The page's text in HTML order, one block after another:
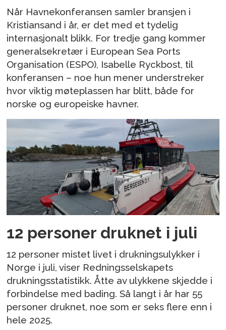
Når Havnekonferansen samler bransjen i
Kristiansand i år, er det med et tydelig
internasjonalt blikk. For tredje gang kommer
generalsekretær i European Sea Ports
Organisation (ESPO), Isabelle Ryckbost, til
konferansen – noe hun mener understreker
hvor viktig møteplassen har blitt, både for
norske og europeiske havner.
12 personer druknet i juli
12 personer mistet livet i drukningsulykker i
Norge i juli, viser Redningsselskapets
drukningsstatistikk. Åtte av ulykkene skjedde i
forbindelse med bading. Så langt i år har 55
personer druknet, noe som er seks flere enn i
hele 2025.